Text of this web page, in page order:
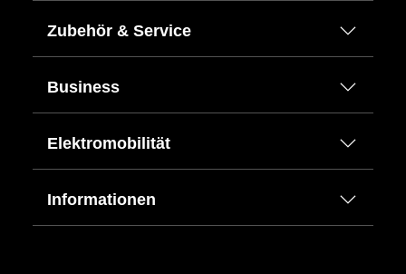
Zubehör & Service
Business
Elektromobilität
Informationen